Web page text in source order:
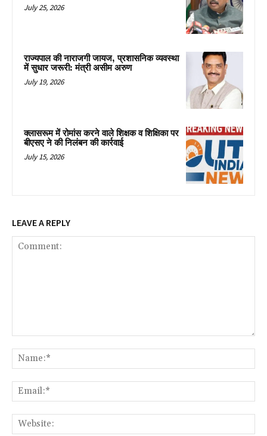
July 25, 2026
राज्यपाल की नाराजगी जायज, प्रशासनिक व्यवस्था
में सुधार जरूरी: मंत्री असीम अरुण
July 19, 2026
क्लासरूम में रोमांस करने वाले शिक्षक व शिक्षिका पर
बीएसए ने की निलंबन की कार्रवाई
July 15, 2026
LEAVE A REPLY